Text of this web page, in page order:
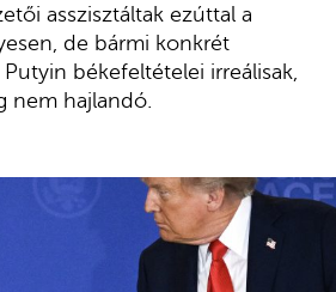
asszisztáltak ezúttal a
de bármi konkrét
békefeltételei irreálisak,
nem hajlandó.